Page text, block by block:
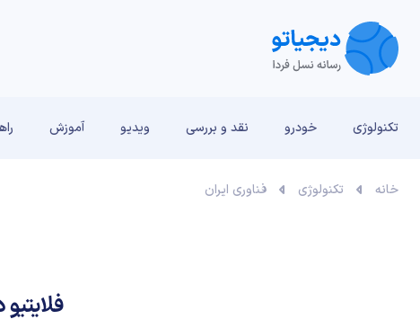
تکنولوژی خودرو نقد و بررسی‌ ویدیو آموزش
خانه تکنولوژی فناوری ایران
فلایتیو در ۶ سالگی به دنبال رشد و بازی در